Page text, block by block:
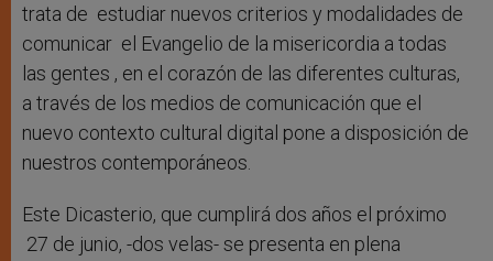
trata de estudiar nuevos criterios y modalidades de
comunicar el Evangelio de la misericordia a todas
las gentes , en el corazón de las diferentes culturas,
a través de los medios de comunicación que el
nuevo contexto cultural digital pone a disposición de
nuestros contemporáneos.
Este Dicasterio, que cumplirá dos años el próximo
27 de junio, -dos velas- se presenta en plena